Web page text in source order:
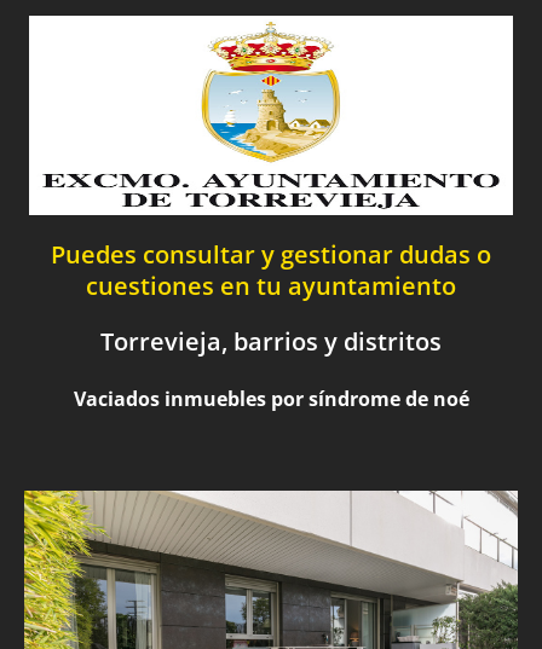
Puedes consultar y gestionar dudas o
cuestiones en tu ayuntamiento
Torrevieja, barrios y distritos
Vaciados inmuebles por síndrome de noé